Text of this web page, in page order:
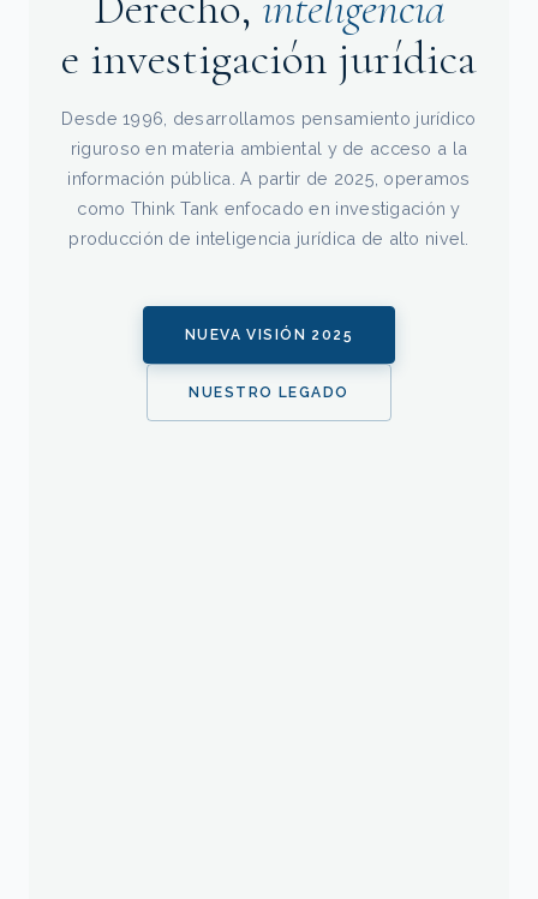
e investigación jurídica
Desde 1996, desarrollamos pensamiento jurídico
riguroso en materia ambiental y de acceso a la
información pública. A partir de 2025, operamos
como Think Tank enfocado en investigación y
producción de inteligencia jurídica de alto nivel.
NUEVA VISIÓN 2025
NUESTRO LEGADO